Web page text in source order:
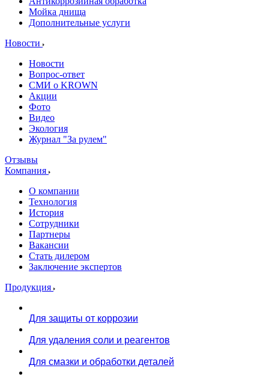
Мойка днища
Дополнительные услуги
Новости
Новости
Вопрос-ответ
СМИ о KROWN
Акции
Фото
Видео
Экология
Журнал "За рулем"
Отзывы
Компания
О компании
Технология
История
Сотрудники
Партнеры
Вакансии
Стать дилером
Заключение экспертов
Продукция
Для защиты от коррозии
Для удаления соли и реагентов
Для смазки и обработки деталей